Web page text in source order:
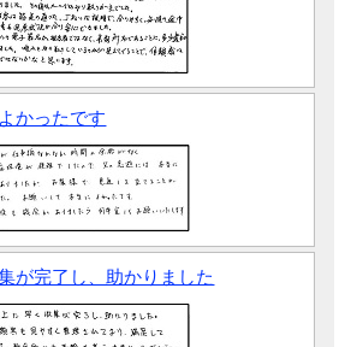
かったです
が完了し、助かりました